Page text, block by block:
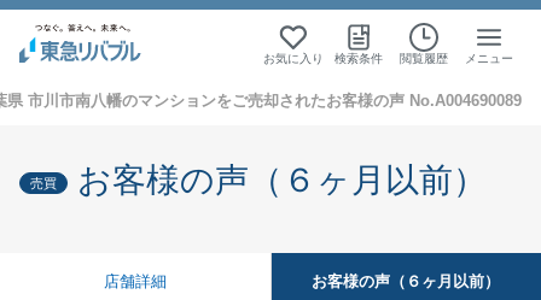
お気に入り 検索条件 閲覧履歴 メニュー
県 市川市南八幡のマンションをご売却されたお客様の声 No.A004690089
売買 お客様の声（６ヶ月以前）
店舗詳細 お客様の声（６ヶ月以前）